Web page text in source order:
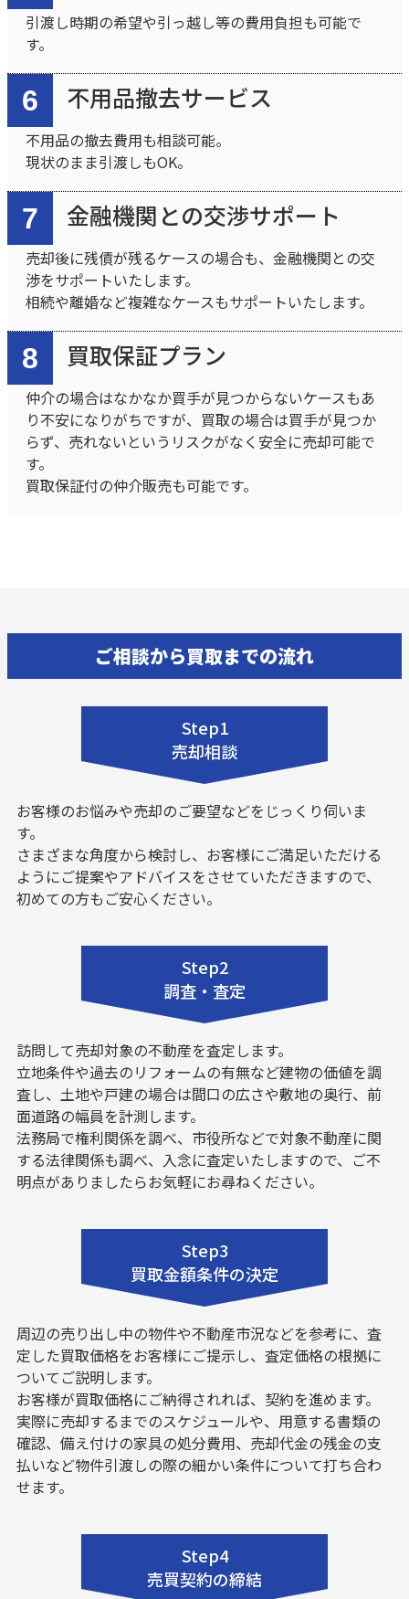
引渡し時期の希望や引っ越し等の費用負担も可能で
す。
6 不用品撤去サービス
不用品の撤去費用も相談可能。
現状のまま引渡しもOK。
7 金融機関との交渉サポート
売却後に残債が残るケースの場合も、金融機関との交
渉をサポートいたします。
相続や離婚など複雑なケースもサポートいたします。
8 買取保証プラン
仲介の場合はなかなか買手が見つからないケースもあ
り不安になりがちですが、買取の場合は買手が見つか
らず、売れないというリスクがなく安全に売却可能で
す。
買取保証付の仲介販売も可能です。
ご相談から買取までの流れ
Step1
売却相談
お客様のお悩みや売却のご要望などをじっくり伺いま
す。
さまざまな角度から検討し、お客様にご満足いただける
ようにご提案やアドバイスをさせていただきますので、
初めての方もご安心ください。
Step2
調査・査定
訪問して売却対象の不動産を査定します。
立地条件や過去のリフォームの有無など建物の価値を調
査し、土地や戸建の場合は間口の広さや敷地の奥行、前
面道路の幅員を計測します。
法務局で権利関係を調べ、市役所などで対象不動産に関
する法律関係も調べ、入念に査定いたしますので、ご不
明点がありましたらお気軽にお尋ねください。
Step3
買取金額条件の決定
周辺の売り出し中の物件や不動産市況などを参考に、査
定した買取価格をお客様にご提示し、査定価格の根拠に
ついてご説明します。
お客様が買取価格にご納得されれば、契約を進めます。
実際に売却するまでのスケジュールや、用意する書類の
確認、備え付けの家具の処分費用、売却代金の残金の支
払いなど物件引渡しの際の細かい条件について打ち合わ
せます。
Step4
売買契約の締結